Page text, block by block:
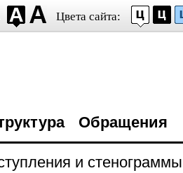
Цвета сайта:
Обращения
и стенограммы